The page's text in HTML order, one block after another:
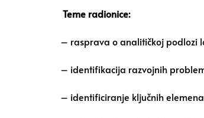
Teme radionice:
– rasprava o analitičkoj podlozi
– identifikacija razvojnih
– identificiranje ključnih